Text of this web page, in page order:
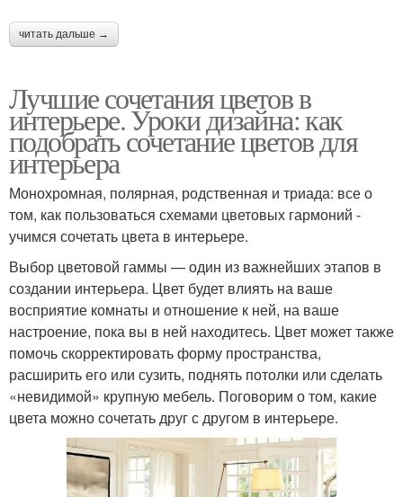
читать дальше →
Лучшие сочетания цветов в
интерьере. Уроки дизайна: как
подобрать сочетание цветов для
интерьера
Монохромная, полярная, родственная и триада: все о
том, как пользоваться схемами цветовых гармоний -
учимся сочетать цвета в интерьере.
Выбор цветовой гаммы — один из важнейших этапов в
создании интерьера. Цвет будет влиять на ваше
восприятие комнаты и отношение к ней, на ваше
настроение, пока вы в ней находитесь. Цвет может также
помочь скорректировать форму пространства,
расширить его или сузить, поднять потолки или сделать
«невидимой» крупную мебель. Поговорим о том, какие
цвета можно сочетать друг с другом в интерьере.